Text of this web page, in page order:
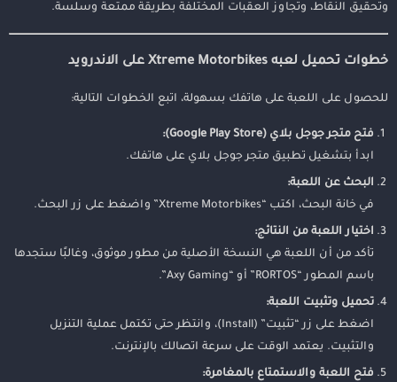
وتحقيق النقاط، وتجاوز العقبات المختلفة بطريقة ممتعة وسلسة.
خطوات تحميل لعبه Xtreme Motorbikes على الاندرويد
للحصول على اللعبة على هاتفك بسهولة، اتبع الخطوات التالية:
فتح متجر جوجل بلاي (Google Play Store):
ابدأ بتشغيل تطبيق متجر جوجل بلاي على هاتفك.
البحث عن اللعبة:
في خانة البحث، اكتب “Xtreme Motorbikes” واضغط على زر البحث.
اختيار اللعبة من النتائج:
تأكد من أن اللعبة هي النسخة الأصلية من مطور موثوق، وغالبًا ستجدها
باسم المطور “RORTOS” أو “Axy Gaming”.
تحميل وتثبيت اللعبة:
اضغط على زر “تثبيت” (Install)، وانتظر حتى تكتمل عملية التنزيل
والتثبيت. يعتمد الوقت على سرعة اتصالك بالإنترنت.
فتح اللعبة والاستمتاع بالمغامرة: